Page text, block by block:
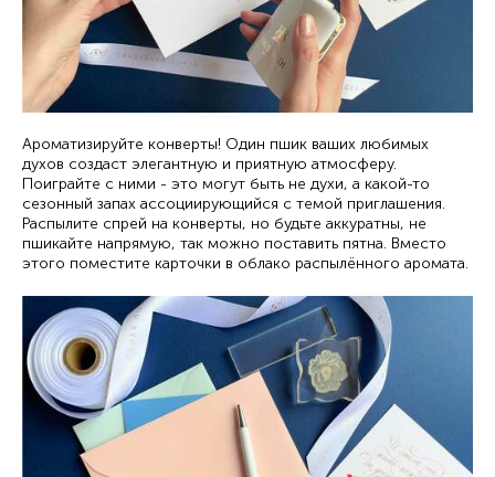
Ароматизируйте конверты! Один пшик ваших любимых
духов создаст элегантную и приятную атмосферу.
Поиграйте с ними - это могут быть не духи, а какой-то
сезонный запах ассоциирующийся с темой приглашения.
Распылите спрей на конверты, но будьте аккуратны, не
пшикайте напрямую, так можно поставить пятна. Вместо
этого поместите карточки в облако распылённого аромата.